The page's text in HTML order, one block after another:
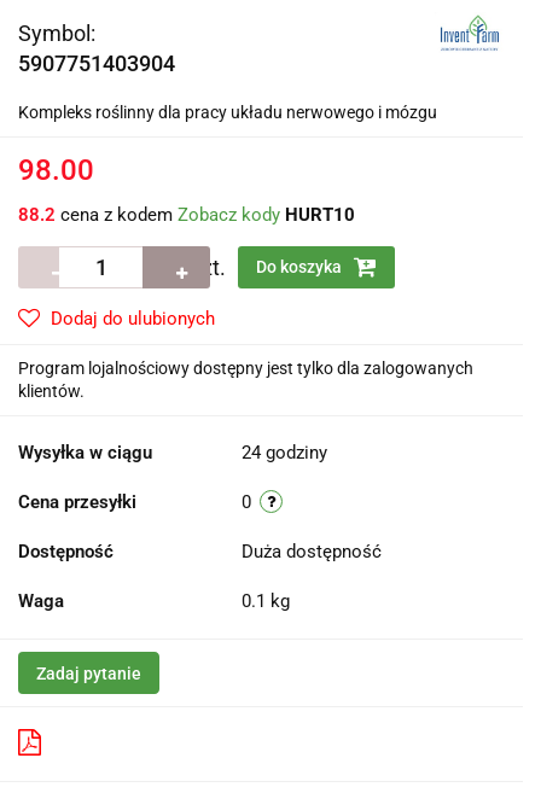
Symbol:
5907751403904
Kompleks roślinny dla pracy układu nerwowego i mózgu
98.00
88.2 cena z kodem Zobacz kody HURT10
szt. Do koszyka
Dodaj do ulubionych
Program lojalnościowy dostępny jest tylko dla zalogowanych
klientów.
Wysyłka w ciągu 24 godziny
Cena przesyłki 0
Dostępność Duża dostępność
Waga 0.1 kg
Zadaj pytanie